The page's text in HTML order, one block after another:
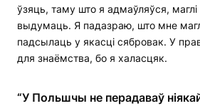
ўзяць, таму што я адмаўляўся,
выдумаць. Я падазраю, што мне
падсылаць у якасці сябровак. У
для знаёмства, бо я халасцяк.
“У Польшчы не перадаваў